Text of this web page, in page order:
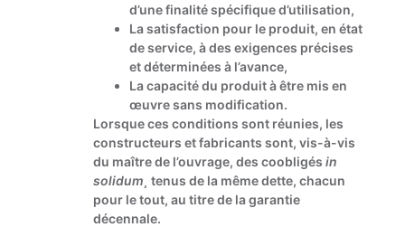
d’une finalité spécifique d’utilisation,
La satisfaction pour le produit, en état
de service, à des exigences précises
et déterminées à l’avance,
La capacité du produit à être mis en
œuvre sans modification.
Lorsque ces conditions sont réunies, les
constructeurs et fabricants sont, vis-à-vis
du maître de l’ouvrage, des coobligés in
solidum¸ tenus de la même dette, chacun
pour le tout, au titre de la garantie
décennale.